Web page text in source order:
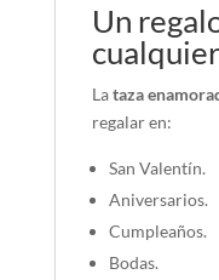
Un
Lataza
regalar en:
San Valentín.
Aniversarios.
Cumpleaños.
Bodas.